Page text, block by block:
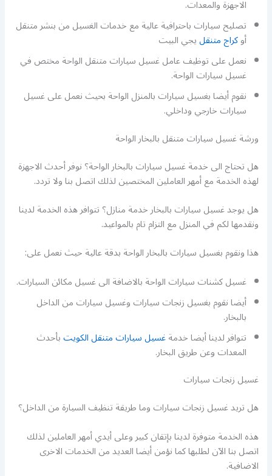
الاجهزة والمعدات.
تصليح سيارات باحترافية عالية مع خدمات الغسيل من بنشر متنقل
أوكراج متنقليجي البيت
نعمل على توظيف عامل غسيل سيارات متنقل الواحة مختص في
غسيل سيارات الواحة.
نقوم أيضا بغسيل سيارات بالمنزل الواحة بحيث نعمل على غسيل
سيارات خارجي وداخلي.
ورشة غسيل سيارات متنقل بالبخار الواحة
هل تحتاج الى خدمة غسيل سيارات بالبخار الواحة؟ نوفر أحدث الاجهزة
لهذه الخدمة مع أمهر العاملين المختصين لذلك اتصل بنا ولا تردد.
هل يوجد غسيل سيارات بالبخار خدمة منازل؟ تتوافر هذه الخدمة لدينا
ونقدمها لكم في المنزل مع التزام تام بالمواعيد.
هذا ونقوم بغسيل سيارات بالبخار الواحة بدقة عالية حيث نعمل على:
غسيل كشنات سيارات الواحة بالاضافة الى غسيل مكائن السيارات.
أيضا نقوم بغسيل زنجات سيارات وغسيل سيارات من الداخل
بالبخار.
تتوافر لدينا أيضا خدمةغسيل سيارات متنقل الكويتبأحدث
المعدات وعن طريق البخار.
غسيل زنجات سيارات
هل تريد غسيل زنجات سيارات وما طريقة تنظيف السيارة من الداخل؟
هذه الخدمة متوفرة لدينا بإتقان كبير وعلى أيدي أمهر العاملين لذلك
اتصل بنا الآن لطلبها كما نؤمن أيضا العديد من الخدمات الاخرى
الاضافية.